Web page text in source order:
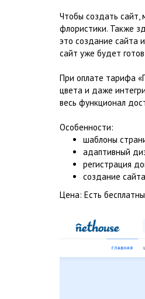
Чтобы создать
флористики. Также
это создание сайта
сайт уже будет
При оплате тарифа
цвета и даже
весь функционал
Особенности:
шаблоны
адаптивный
регистрация
создание
Цена: Есть